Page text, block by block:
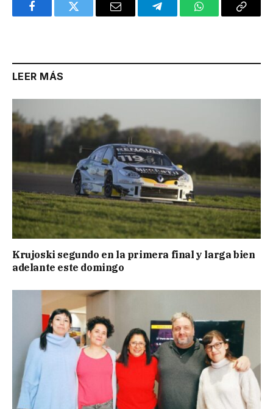
FacebookTwitter Email TelegramWhatsAppCopy
LEER MÁS
Krujoski segundo en la primera final y larga bien
adelante este domingo